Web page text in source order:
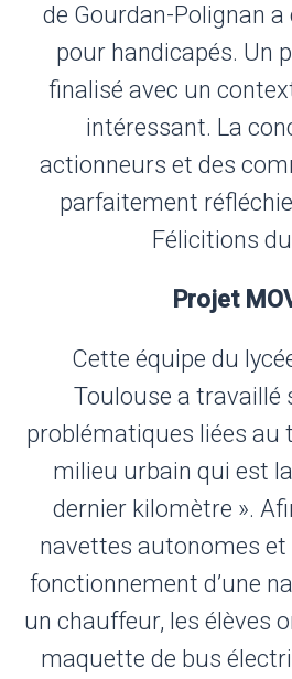
de Gourdan-Polignan
pour handicapés. Un
finalisé avec un
intéressant. La
actionneurs et des
parfaitement
Félicitions
Projet
Cette équipe du
Toulouse a travaillé
problématiques liées au
milieu urbain qui est
dernier kilomètre ».
navettes autonomes
fonctionnement d’une
un chauffeur, les élèves
maquette de bus